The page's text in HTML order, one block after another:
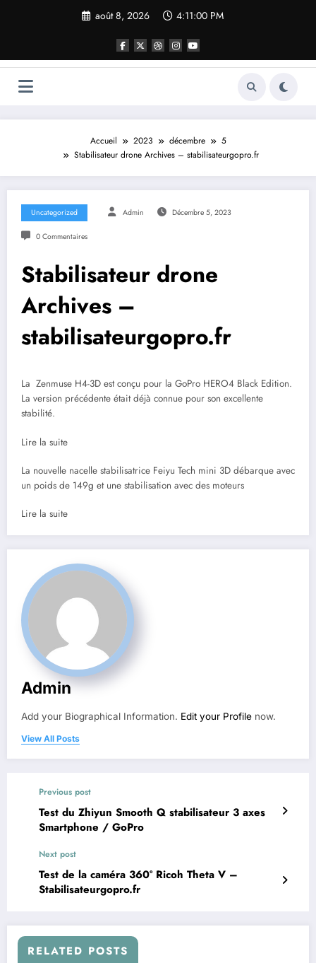
août 8, 2026 4:11:00 PM
Accueil 2023 décembre
5
Stabilisateur drone Archives – stabilisateurgopro.fr
Uncategorized Admin Décembre 5, 2023
0 Commentaires
Stabilisateur drone
Archives –
stabilisateurgopro.fr
La Zenmuse H4-3D est conçu pour la GoPro HERO4 Black Edition.
La version précédente était déjà connue pour son excellente
stabilité.
Lire la suite
La nouvelle nacelle stabilisatrice Feiyu Tech mini 3D débarque avec
un poids de 149g et une stabilisation avec des moteurs
Lire la suite
Admin
Add your Biographical Information. Edit your Profile now.
View All Posts
Previous post
Test du Zhiyun Smooth Q stabilisateur 3 axes
Smartphone / GoPro
Next post
Test de la caméra 360° Ricoh Theta V –
Stabilisateurgopro.fr
RELATED POSTS